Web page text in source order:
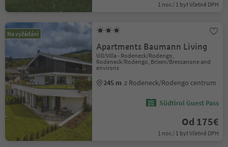
1 noc / 1 byt Včetně DPH
Na vyžádání
Apartments Baumann Living
Vill/Villa - Rodeneck/Rodengo,
Rodeneck/Rodengo, Brixen/Bressanone and
environs
245 m z Rodeneck/Rodengo centrum
Südtirol Guest Pass
Od 175€
1 noc / 1 byt Včetně DPH